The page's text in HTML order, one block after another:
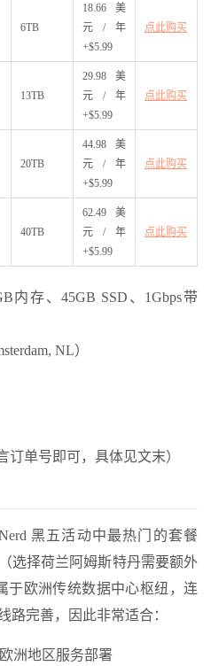
6TB
18.66美
元/年
+$5.99
点此购买
13TB
29.98美
元/年
+$5.99
点此购买
20TB
44.98美
元/年
+$5.99
点此购买
40TB
62.49美
元/年
+$5.99
点此购买
内存、45GB SSD、1Gbps带
NL）
单号即可，具体见文末）
黑五活动中最热门的套餐
选择荷兰阿姆斯特丹需要额外
于欧洲传统数据中心枢纽，连
路完善，因此非常适合：
洲地区服务部署